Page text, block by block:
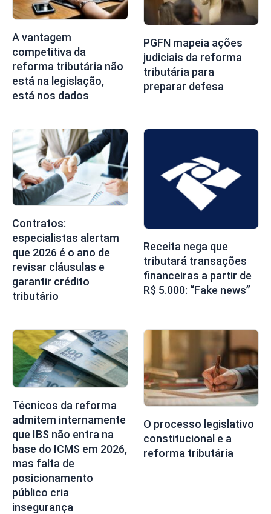
A vantagem
competitiva da
reforma tributária não
está na legislação,
está nos dados
PGFN mapeia ações
judiciais da reforma
tributária para
preparar defesa
Contratos:
especialistas alertam
que 2026 é o ano de
revisar cláusulas e
garantir crédito
tributário
Receita nega que
tributará transações
financeiras a partir de
R$ 5.000: “Fake news”
Técnicos da reforma
admitem internamente
que IBS não entra na
base do ICMS em 2026,
mas falta de
posicionamento
público cria
insegurança
O processo legislativo
constitucional e a
reforma tributária